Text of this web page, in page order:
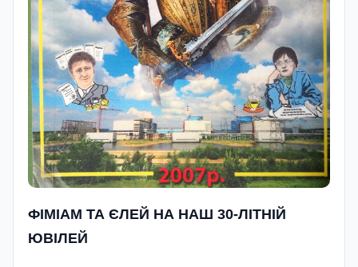
ФІМІАМ ТА ЄЛЕЙ НА НАШ 30-ЛІТНІЙ
ЮВІЛЕЙ